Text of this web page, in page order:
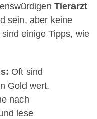
Tierarzt
sein, aber keine
einige Tipps, wie
Oft sind
Gold wert.
nach
lese